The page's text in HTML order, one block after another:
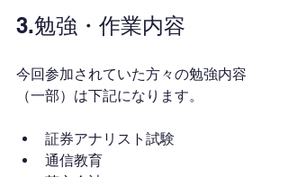
3.勉強・作業内容
今回参加されていた方々の勉強内容
（一部）は下記になります。
証券アナリスト試験
通信教育